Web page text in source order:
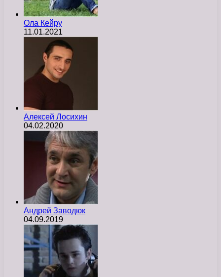
Ола Кейру
11.01.2021
Алексей Лосихин
04.02.2020
Андрей Заводюк
04.09.2019